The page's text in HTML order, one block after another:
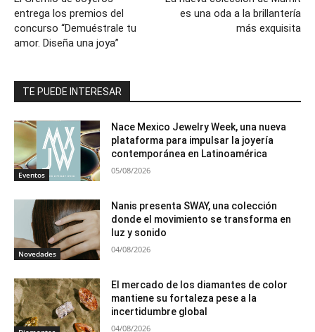
entrega los premios del
concurso “Demuéstrale tu
amor. Diseña una joya”
es una oda a la brillantería
más exquisita
TE PUEDE INTERESAR
Eventos
Nace Mexico Jewelry Week, una nueva
plataforma para impulsar la joyería
contemporánea en Latinoamérica
05/08/2026
Novedades
Nanis presenta SWAY, una colección
donde el movimiento se transforma en
luz y sonido
04/08/2026
El mercado de los diamantes de color
mantiene su fortaleza pese a la
incertidumbre global
04/08/2026